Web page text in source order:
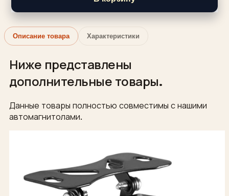
Описание товара Характеристики
Ниже представлены
дополнительные товары.
Данные товары полностью совместимы с нашими
автомагнитолами.